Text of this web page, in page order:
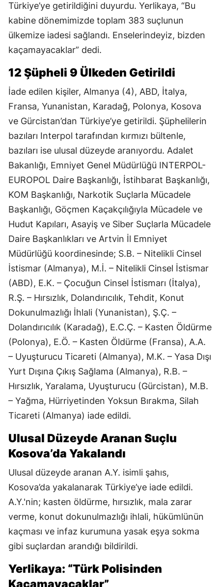
Türkiye’ye getirildiğini duyurdu. Yerlikaya, “Bu
kabine dönemimizde toplam 383 suçlunun
ülkemize iadesi sağlandı. Enselerindeyiz, bizden
kaçamayacaklar” dedi.
12 Şüpheli 9 Ülkeden Getirildi
İade edilen kişiler, Almanya (4), ABD, İtalya,
Fransa, Yunanistan, Karadağ, Polonya, Kosova
ve Gürcistan’dan Türkiye’ye getirildi. Şüphelilerin
bazıları Interpol tarafından kırmızı bültenle,
bazıları ise ulusal düzeyde aranıyordu. Adalet
Bakanlığı, Emniyet Genel Müdürlüğü INTERPOL-
EUROPOL Daire Başkanlığı, İstihbarat Başkanlığı,
KOM Başkanlığı, Narkotik Suçlarla Mücadele
Başkanlığı, Göçmen Kaçakçılığıyla Mücadele ve
Hudut Kapıları, Asayiş ve Siber Suçlarla Mücadele
Daire Başkanlıkları ve Artvin İl Emniyet
Müdürlüğü koordinesinde; S.B. – Nitelikli Cinsel
İstismar (Almanya), M.İ. – Nitelikli Cinsel İstismar
(ABD), E.K. – Çocuğun Cinsel İstismarı (İtalya),
R.Ş. – Hırsızlık, Dolandırıcılık, Tehdit, Konut
Dokunulmazlığı İhlali (Yunanistan), Ş.Ç. –
Dolandırıcılık (Karadağ), E.C.Ç. – Kasten Öldürme
(Polonya), E.Ö. – Kasten Öldürme (Fransa), A.A.
– Uyuşturucu Ticareti (Almanya), M.K. – Yasa Dışı
Yurt Dışına Çıkış Sağlama (Almanya), R.B. –
Hırsızlık, Yaralama, Uyuşturucu (Gürcistan), M.B.
– Yağma, Hürriyetinden Yoksun Bırakma, Silah
Ticareti (Almanya) iade edildi.
Ulusal Düzeyde Aranan Suçlu
Kosova’da Yakalandı
Ulusal düzeyde aranan A.Y. isimli şahıs,
Kosova’da yakalanarak Türkiye’ye iade edildi.
A.Y.'nin; kasten öldürme, hırsızlık, mala zarar
verme, konut dokunulmazlığı ihlali, hükümlünün
kaçması ve infaz kurumuna yasak eşya sokma
gibi suçlardan arandığı bildirildi.
Yerlikaya: “Türk Polisinden
Kaçamayacaklar”